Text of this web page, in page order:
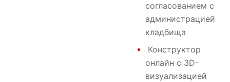
согласованием с
администрацией
кладбища
Конструктор
онлайн с 3D-
визуализацией